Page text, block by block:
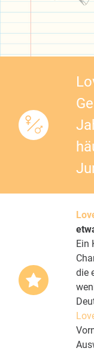
Ein
die